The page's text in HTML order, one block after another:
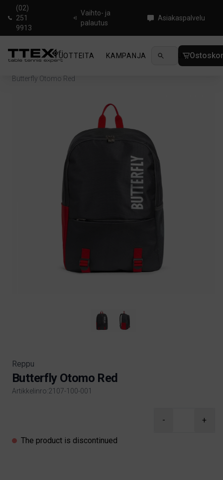
(02)
251
9913
Vaihto- ja
palautus
Asiakaspalvelu
TUOTTEITA KAMPANJA UUTUUDET
Butterfly Otomo Red
Reppu
Butterfly Otomo Red
Artikkelinro:2107-100-001
- +
The product is discontinued